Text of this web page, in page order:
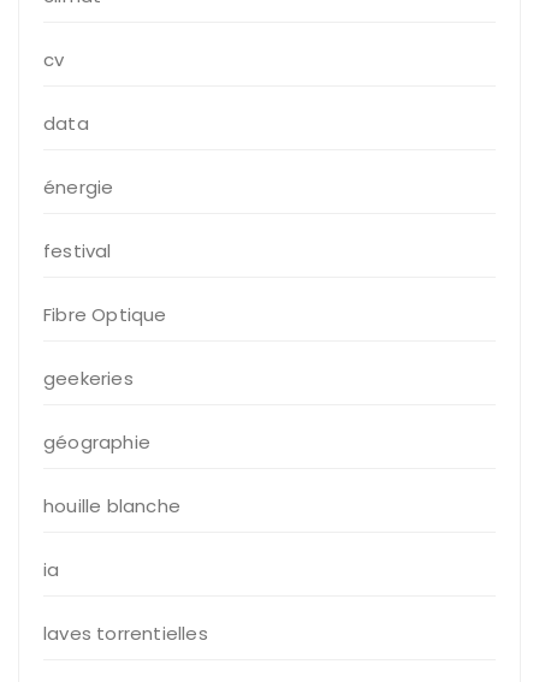
cv
data
énergie
festival
Fibre Optique
geekeries
géographie
houille blanche
ia
laves torrentielles